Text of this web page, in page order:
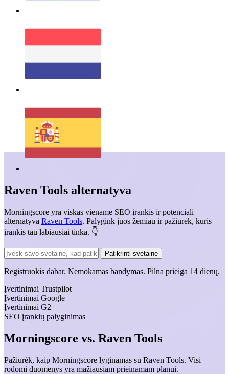
Raven Tools alternatyva
Morningscore yra viskas viename SEO įrankis ir potenciali
alternatyva Raven Tools. Palygink juos žemiau ir pažiūrėk, kuris
įrankis tau labiausiai tinka. 👇️
Patikrinti svetainę
Registruokis dabar. Nemokamas bandymas. Pilna prieiga 14 dienų.
Įvertinimai Trustpilot
Įvertinimai Google
Įvertinimai G2
SEO įrankių palyginimas
Morningscore vs. Raven Tools
Pažiūrėk, kaip Morningscore lyginamas su Raven Tools. Visi
rodomi duomenys yra mažiausiam prieinamam planui.